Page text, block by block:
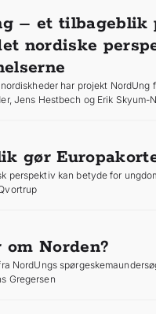
– et tilbageblik
nordiske
har projekt NordUng
Jens Hestbech og Erik Skyum-
gør
perspektiv kan betyde for
Norden?
NordUngs
Gregersen